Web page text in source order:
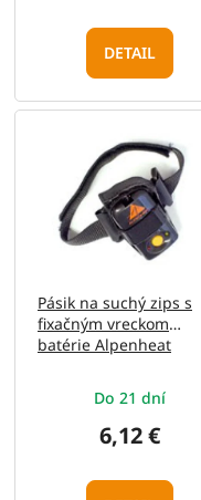
DETAIL
Pásik na suchý zips s
fixačným vreckom
batérie Alpenheat
Do 21 dní
6,12 €